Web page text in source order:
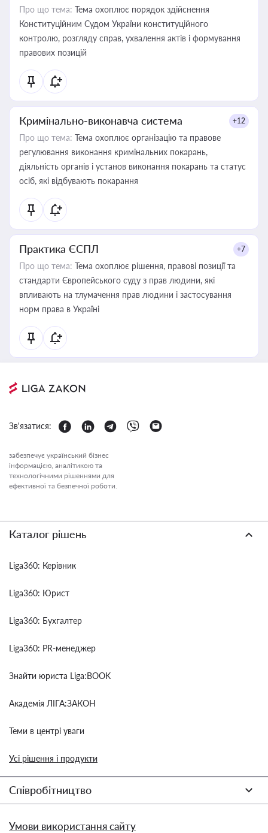
Про що тема: Тема охоплює порядок здійснення
Конституційним Судом України конституційного
контролю, розгляду справ, ухвалення актів і формування
правових позицій
Кримінально-виконавча система +12
Про що тема: Тема охоплює організацію та правове
регулювання виконання кримінальних покарань,
діяльність органів і установ виконання покарань та статус
осіб, які відбувають покарання
Практика ЄСПЛ +7
Про що тема: Тема охоплює рішення, правові позиції та
стандарти Європейського суду з прав людини, які
впливають на тлумачення прав людини і застосування
норм права в Україні
Зв'язатися:
забезпечує український бізнес
інформацією, аналітикою та
технологічними рішеннями для
ефективної та безпечної роботи.
Каталог рішень
Liga360: Керівник
Liga360: Юрист
Liga360: Бухгалтер
Liga360: PR-менеджер
Знайти юриста Liga:BOOK
Академія ЛІГА:ЗАКОН
Теми в центрі уваги
Усі рішення і продукти
Співробітництво
Умови використання сайту